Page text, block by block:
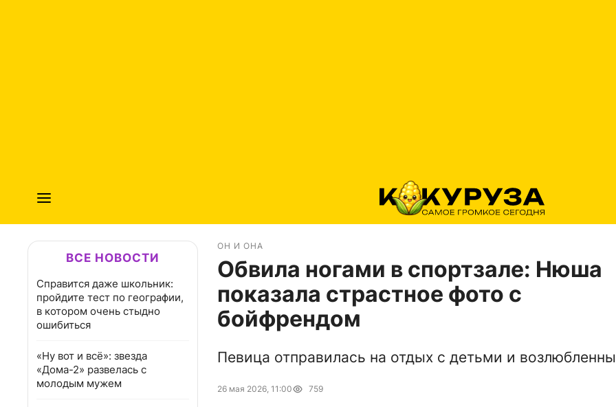
ВСЕ НОВОСТИ
Справится даже школьник:
пройдите тест по географии,
в котором очень стыдно
ошибиться
«Ну вот и всё»: звезда
«Дома-2» развелась с
молодым мужем
ОН И ОНА
Обвила ногами в спортзале: Нюша
показала страстное фото с
бойфрендом
Певица отправилась на отдых с детьми и
26 мая 2026, 11:00 759